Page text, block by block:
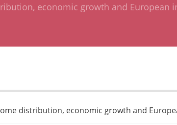
economic growth and European
distribution, economic growth and